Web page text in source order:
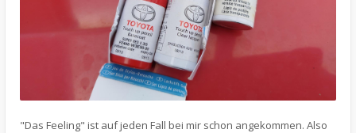
"Das Feeling" ist auf jeden Fall bei mir schon angekommen. Also